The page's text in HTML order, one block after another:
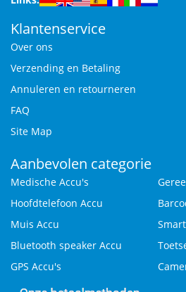
Klantenservice
Over ons
Verzending en Betaling
Annuleren en retourneren
FAQ
Site Map
Aanbevolen categorie
Medische Accu's
Hoofdtelefoon Accu
Muis Accu
Bluetooth speaker Accu
GPS Accu's